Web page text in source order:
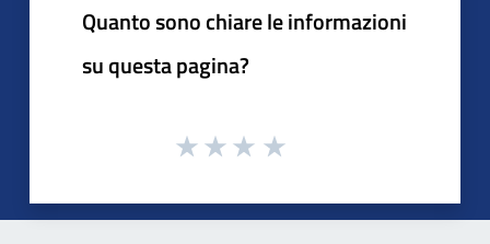
Quanto sono chiare le informazioni
su questa pagina?